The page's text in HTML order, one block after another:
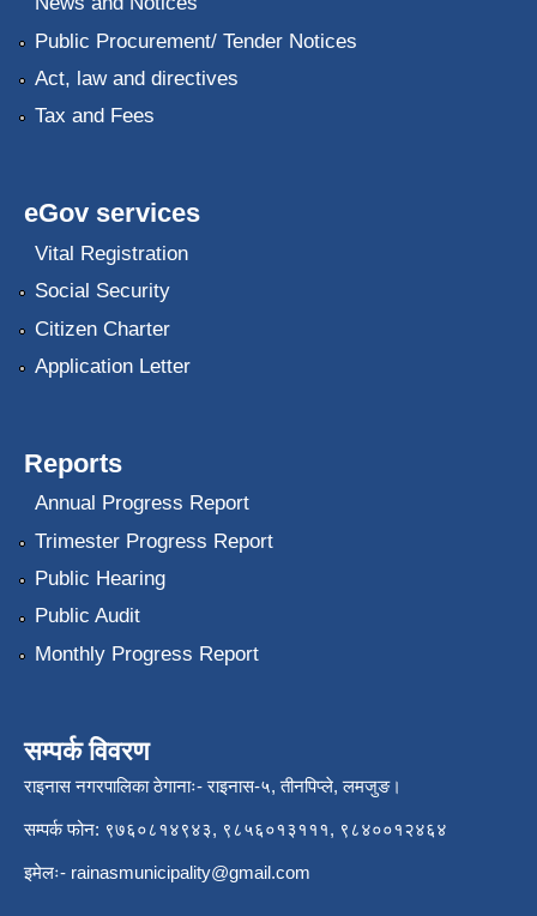
Public Procurement/ Tender Notices
Act, law and directives
Tax and Fees
eGov services
Vital Registration
Social Security
Citizen Charter
Application Letter
Reports
Annual Progress Report
Trimester Progress Report
Public Hearing
Public Audit
Monthly Progress Report
सम्पर्क विवरण
राइनास नगरपालिका ठेगानाः- राइनास-५, तीनपिप्ले, लमजुङ।
सम्पर्क फोन: ९७६०८१४९४३, ९८५६०१३१११, ९८४००१२४६४
इमेलः- rainasmunicipality@gmail.com